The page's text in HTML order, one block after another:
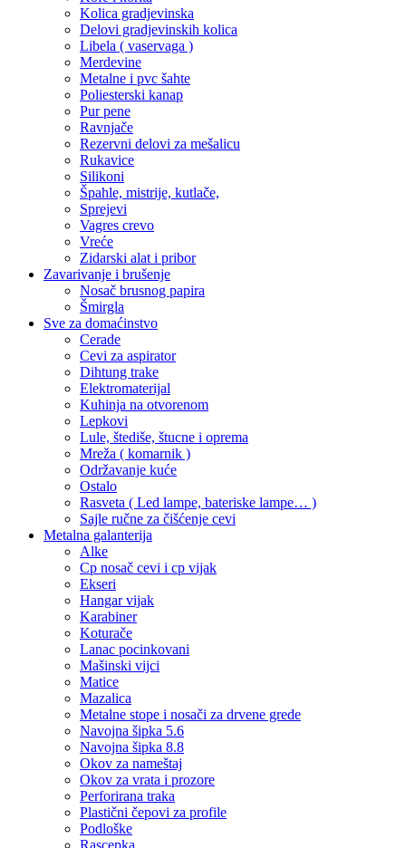
Kolica gradjevinska
Delovi gradjevinskih kolica
Libela ( vaservaga )
Merdevine
Metalne i pvc šahte
Poliesterski kanap
Pur pene
Ravnjače
Rezervni delovi za mešalicu
Rukavice
Silikoni
Špahle, mistrije, kutlače,
Sprejevi
Vagres crevo
Vreće
Zidarski alat i pribor
Zavarivanje i brušenje
Nosač brusnog papira
Šmirgla
Sve za domaćinstvo
Cerade
Cevi za aspirator
Dihtung trake
Elektromaterijal
Kuhinja na otvorenom
Lepkovi
Lule, štediše, štucne i oprema
Mreža ( komarnik )
Održavanje kuće
Ostalo
Rasveta ( Led lampe, bateriske lampe… )
Sajle ručne za čišćenje cevi
Metalna galanterija
Alke
Cp nosač cevi i cp vijak
Ekseri
Hangar vijak
Karabiner
Koturače
Lanac pocinkovani
Mašinski vijci
Matice
Mazalica
Metalne stope i nosači za drvene grede
Navojna šipka 5.6
Navojna šipka 8.8
Okov za nameštaj
Okov za vrata i prozore
Perforirana traka
Plastični čepovi za profile
Podloške
Rascepka